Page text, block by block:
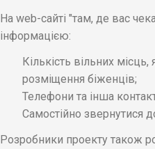
На web-сайті "там, де вас
інформацією:
Кількість вільних
розміщення біженців;
Телефони та інша
Самостійно звернутися
Розробники проекту також